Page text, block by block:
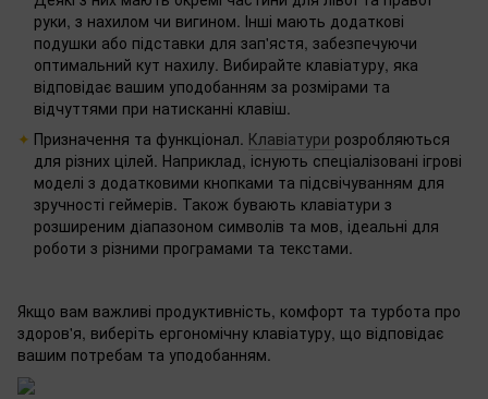
руки, з нахилом чи вигином. Інші мають додаткові
подушки або підставки для зап'ястя, забезпечуючи
оптимальний кут нахилу. Вибирайте клавіатуру, яка
відповідає вашим уподобанням за розмірами та
відчуттями при натисканні клавіш.
Призначення та функціонал. Клавіатури розробляються
для різних цілей. Наприклад, існують спеціалізовані ігрові
моделі з додатковими кнопками та підсвічуванням для
зручності геймерів. Також бувають клавіатури з
розширеним діапазоном символів та мов, ідеальні для
роботи з різними програмами та текстами.
Якщо вам важливі продуктивність, комфорт та турбота про
здоров'я, виберіть ергономічну клавіатуру, що відповідає
вашим потребам та уподобанням.